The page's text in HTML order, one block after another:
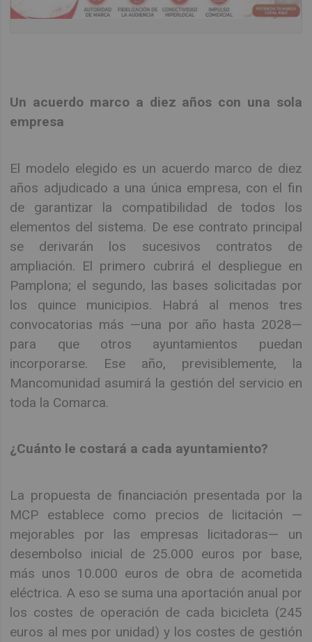
Un acuerdo marco a diez años con una sola
empresa
El modelo elegido es un acuerdo marco de diez
años adjudicado a una única empresa, con el fin
de garantizar la compatibilidad de todos los
elementos del sistema. De ese contrato principal
se derivarán los sucesivos contratos de
ampliación. El primero cubrirá el despliegue en
Pamplona; el segundo, las bases solicitadas por
los quince municipios. Habrá al menos tres
convocatorias más —una por año hasta 2028—
para que otros ayuntamientos puedan
incorporarse. Ese año, previsiblemente, la
Mancomunidad asumirá la gestión del servicio en
toda la Comarca.
¿Cuánto le costará a cada ayuntamiento?
La propuesta de financiación presentada por la
MCP establece como precios de licitación —
mejorables por las empresas licitadoras— un
desembolso inicial de 25.000 euros por base,
más unos 10.000 euros de obra de acometida
eléctrica. A eso se suma una aportación anual por
los costes de operación de cada bicicleta (245
euros al mes por unidad) y los costes de gestión